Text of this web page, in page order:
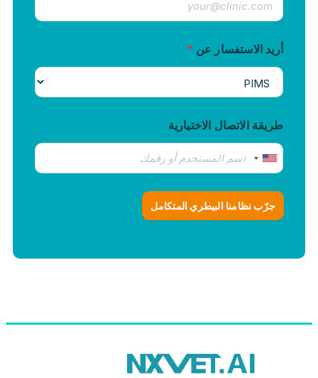
أريد الاستفسار عن*
طريقة الاتصال الاختيارية
جرّب نظامنا البيطري المتكامل